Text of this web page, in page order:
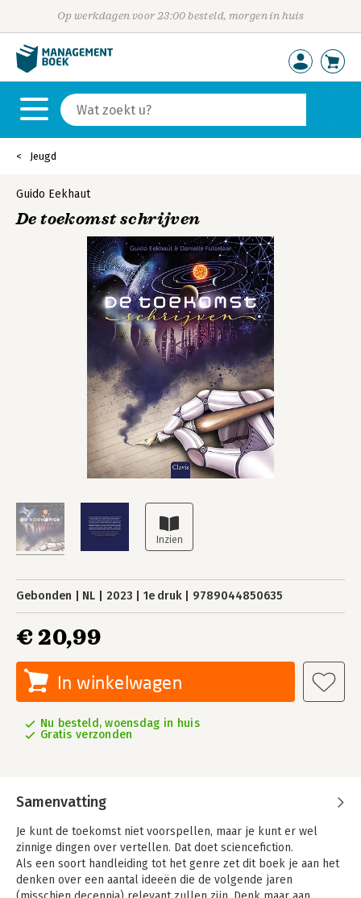
Op werkdagen voor 23:00 besteld, morgen in huis
Jeugd
Guido Eekhaut
De toekomst schrijven
Gebonden NL 2023 1e druk 9789044850635
€ 20,99
In winkelwagen
Nu besteld, woensdag in huis
Gratis verzonden
Samenvatting
Je kunt de toekomst niet voorspellen, maar je kunt er wel
zinnige dingen over vertellen. Dat doet sciencefiction.
Als een soort handleiding tot het genre zet dit boek je aan het
denken over een aantal ideeën die de volgende jaren